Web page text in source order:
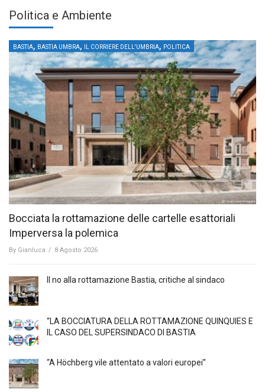
Politica e Ambiente
BASTIA, BASTIA UMBRA, IL CORRIERE DELL'UMBRIA, POLITICA
Bocciata la rottamazione delle cartelle esattoriali
Imperversa la polemica
By Gianluca / 8 Agosto 2026
Il no alla rottamazione Bastia, critiche al sindaco
“LA BOCCIATURA DELLA ROTTAMAZIONE QUINQUIES E
IL CASO DEL SUPERSINDACO DI BASTIA
“A Höchberg vile attentato a valori europei”